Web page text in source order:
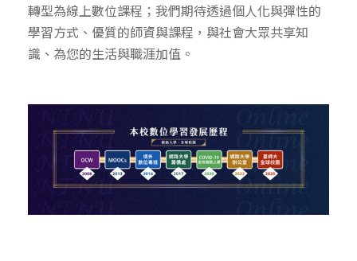
轉型為線上數位課程；我們期待透過個人化與彈性的
學習方式、優質的師資與課程，與社會大眾共享知
識、為您的生活與職涯加值。